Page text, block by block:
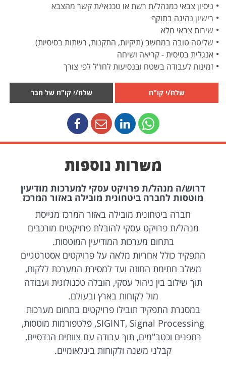
ניסיון צבאי כמנהל/ת רשת או טכנאי/ת קשר מהצבא
רישיון נהיגה בתוקף
שירות צבאי מלא
שליטה טובה במחשב (תיקיות, התקנות, רשתות בסיסיות)
אנגלית בסיסית - קריאה ושיחה
זמינות לעבודה בשטח ובנסיעות לחו"ל לפי צורך
שלח/י קו"ח שלח/י קו"ח של חבר
משרות נוספות
דרוש/ה מנהל/ת פרויקט עסקי למערכות מודיעין
מוטסות לחברה ביטחונית מובילה באזור המרכז
חברה ביטחונית מובילה באזור המרכז מגייסת
מנהל/ת פרויקט עסקי להובלת פרויקטים מורכבים
בתחום מערכות המודיעין המוטסות.
התפקיד כולל אחריות מלאה על פרויקטים אסטרטגיים
משלב חתימת החוזה ועד למסירת המערכת ללקוח,
תוך שילוב בין ניהול עסקי, הובלה טכנולוגית ועבודה
מול לקוחות בארץ ובעולם.
במסגרת התפקיד תובילו פרויקטים בתחום מערכות
SIGINT, Signal Processing, פלטפורמות מוטסות,
רחפנים וכטב"מים, תוך עבודה עם צוותים הנדסיים,
קבלני משנה ולקוחות בינלאומיים.